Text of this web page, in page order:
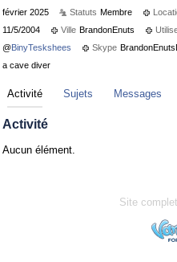
février 2025
Statuts Membre
11/5/2004
Ville BrandonEnuts
@BinyTeskshees Skype
a cave diver
Activité Sujets Messages
Activité
Aucun élément.
Site complet